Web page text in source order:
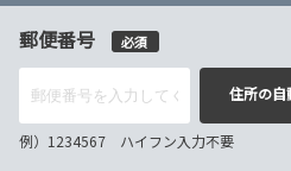
郵便番号 必須
住所の自
例）1234567 ハイフン入力不要